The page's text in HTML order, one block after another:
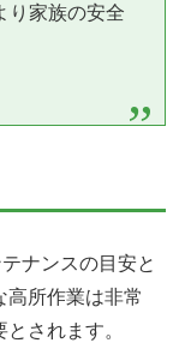
り家族の安全
ナンスの目安と
高所作業は非常
されます。